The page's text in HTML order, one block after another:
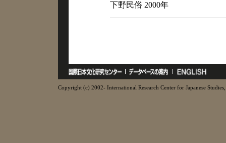
下野民俗 2000年
Copyright (c) 2002- International Research Center for Japanese